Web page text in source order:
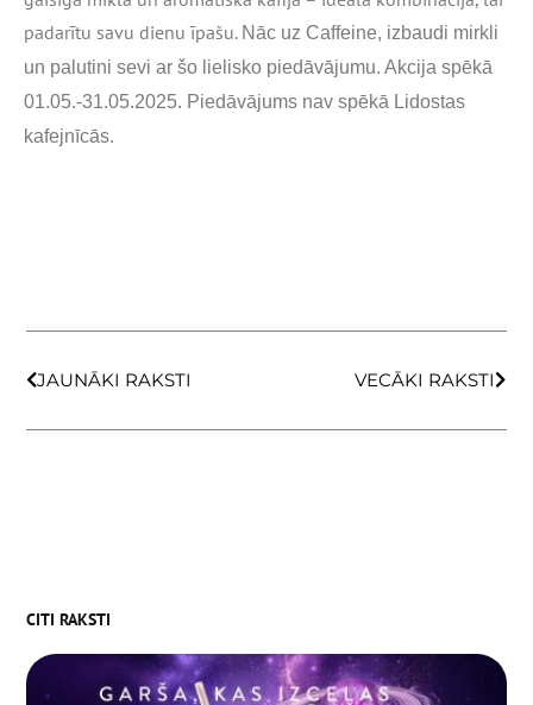
padarītu savu dienu īpašu. Nāc uz Caffeine, izbaudi mirkli
un palutini sevi ar šo lielisko piedāvājumu. Akcija spēkā
01.05.-31.05.2025. Piedāvājums nav spēkā Lidostas
kafejnīcās.
JAUNĀKI RAKSTI VECĀKI RAKSTI
CITI RAKSTI